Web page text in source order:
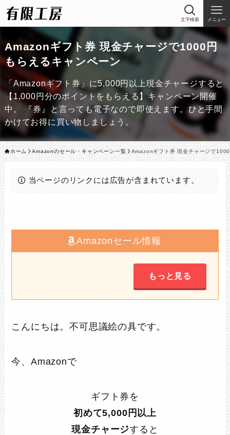
文字検索 メニュー
Amazonギフト券 現金チャージで1000円
もらえるキャンペーン
「Amazonギフト券」に5,000円以上現金チャージすると
【1,000円分のポイントをもらえる】キャンペーン開催
中。 『券』と言っても電子なので即使えます。ひと手間
かけてお得に買い物しましょう。
ホーム Amazonのセール・キャンペーン一覧 Amazonギフト券 現金チャージで
当ページのリンクには広告が含まれています。
Amazonセール情報
もっと見る
こんにちは。不可思議絵の具です。
今、Amazonで
ギフト券を
初めて5,000円以上
現金チャージすると